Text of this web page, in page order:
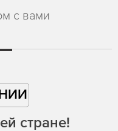
с вами
стране!